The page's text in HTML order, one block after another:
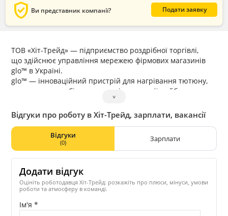
verified_user Ви представник компанії? Подати заявку
ТОВ «Хіт-Трейд» — підприємство роздрібної торгівлі,
що здійснює управління мережею фірмових магазинів
glo™ в Україні.
glo™ — інноваційний пристрій для нагрівання тютюну,
що поєднав в собі прогресивні технології майбутнього
˅
Відгуки про роботу в Хіт-Трейд, зарплати, вакансії
Відгуки
(0) Зарплати
Додати відгук
Оцініть роботодавця Хіт-Трейд: розкажіть про плюси, мінуси, умови
роботи та атмосферу в команді.
Ім'я *